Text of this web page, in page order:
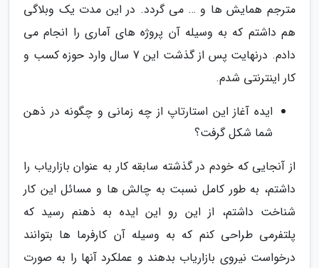
مترجم همایش ها و … می گردد. در این مدت یک وبلاگی
هم داشتم که به وسیله آن پروژه های آماری را انجام می
دادم. درنهایت پس از گذشت این 7 سال وارد حوزه کسب و
کار اینترنتی شدم.
ایده آغاز این استارتاپ از چه زمانی و چگونه در ذهن
شما شکل گرفت؟
از آنجایی که خودم در گذشته سابقه کار به عنوان بازاریاب را
داشتم، به طور کامل نسبت به چالش ها و مسائل این کار
شناخت داشتم، از این رو این ایده به ذهنم رسید که
پلتفرمی طراحی کنم که به وسیله آن کارفرما ها بتوانند
درخواست نیروی بازاریاب بدهند و عملکرد آنها را به صورت